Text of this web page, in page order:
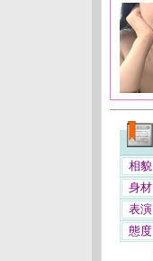
相貌
身材
表演
態度